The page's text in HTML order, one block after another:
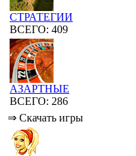
СТРАТЕГИИ
ВСЕГО: 409
АЗАРТНЫЕ
ВСЕГО: 286
⇒ Скачать игры